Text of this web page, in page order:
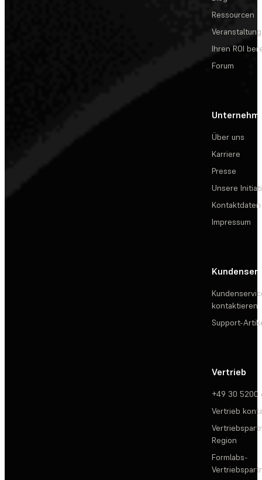
Ressourcen
Ihren ROI
Forum
Über uns
Karriere
Presse
Unsere
Kontaktdaten
Impressum
kontaktieren
Support-
Vertrieb
+49 30 5200
Vertrieb
Region
Formlabs-